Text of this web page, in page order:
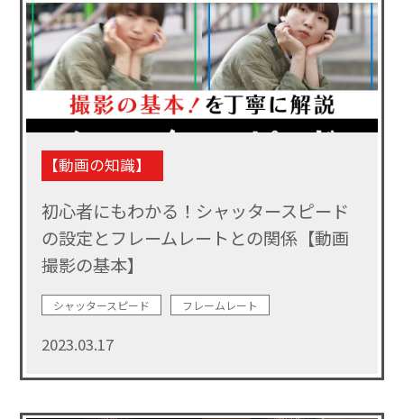
【動画の知識】
初心者にもわかる！シャッタースピード
の設定とフレームレートとの関係【動画
撮影の基本】
シャッタースピード フレームレート
2023.03.17